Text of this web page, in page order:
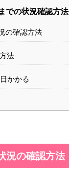
での状況確認方法
の確認方法
法
かかる
況の確認方法